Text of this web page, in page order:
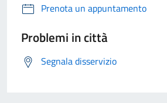
Prenota un appuntamento
Problemi in città
Segnala disservizio